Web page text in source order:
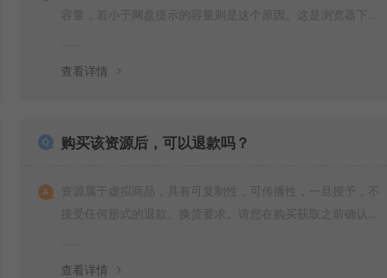
容量，若小于网盘提示的容量则是这个原因。这是浏览器下载
查看详情
购买该资源后，可以退款吗？
资源属于虚拟商品，具有可复制性，可传播性，一旦授予，不
接受任何形式的退款、换货要求。请您在购买获取之前确认好
查看详情